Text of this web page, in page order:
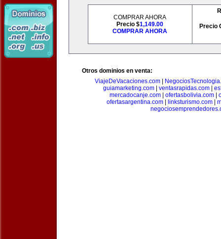
COMPRAR AHORA
Precio $1,149.00
COMPRAR AHORA
Precio
Otros dominios en venta:
ViajeDeVacaciones.com
guiamarketing.com| ventasrapidas.com|
mercadocanje.com
ofertasbolivia.com
ofertasargentina.com| linksturismo.com|